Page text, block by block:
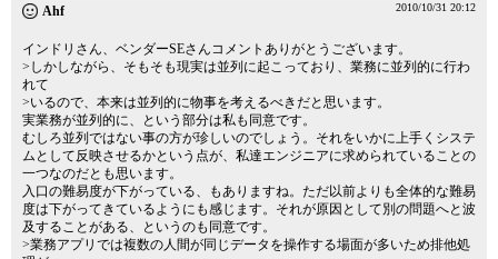
Ahf 2010/10/31 20:12
インドリさん、ベンダーSEさんコメントありがとうございます。
>しかしながら、そもそも現実は並列に起こっており、業務に並列的に行わ
れて
>いるので、本来は並列的に物事を考えるべきだと思います。
実業務が並列的に、という部分は私も同意です。
むしろ並列ではない事の方が珍しいのでしょう。それをいかに上手くシステ
ムとして反映させるかという点が、私達エンジニアに求められていることの
一つなのだとも思います。
入口の難易度が下がっている、もありますね。ただ以前よりも全体的な難易
度は下がってきているようにも感じます。それが原因として別の問題へと波
及することがある、というのも同意です。
>業務アプリでは複数の人間が同じデータを操作する場面が多いため排他処